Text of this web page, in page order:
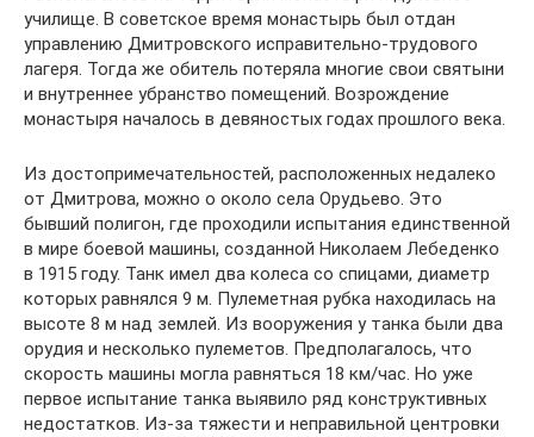
училище. В советское время монастырь был отдан
управлению Дмитровского исправительно-трудового
лагеря. Тогда же обитель потеряла многие свои святыни
и внутреннее убранство помещений. Возрождение
монастыря началось в девяностых годах прошлого века.
Из достопримечательностей, расположенных недалеко
от Дмитрова, можно о около села Орудьево. Это
бывший полигон, где проходили испытания единственной
в мире боевой машины, созданной Николаем Лебеденко
в 1915 году. Танк имел два колеса со спицами, диаметр
которых равнялся 9 м. Пулеметная рубка находилась на
высоте 8 м над землей. Из вооружения у танка были два
орудия и несколько пулеметов. Предполагалось, что
скорость машины могла равняться 18 км/час. Но уже
первое испытание танка выявило ряд конструктивных
недостатков. Из-за тяжести и неправильной центровки